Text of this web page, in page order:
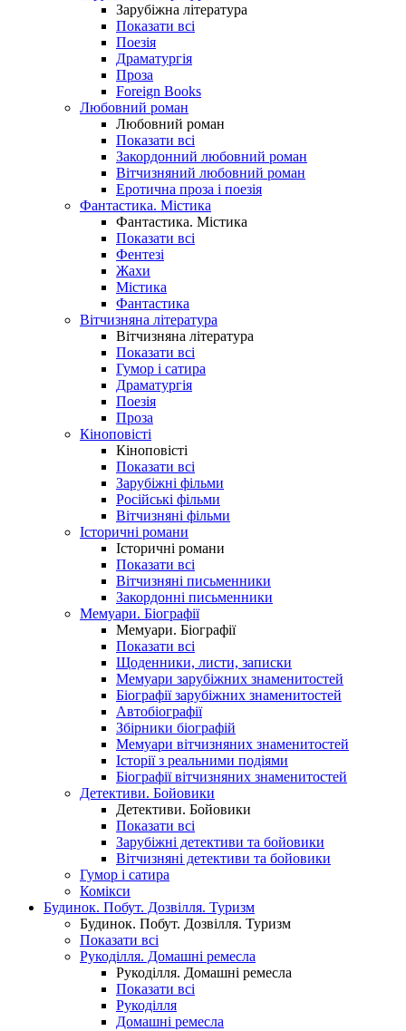
Зарубіжна література
Показати всі
Поезія
Драматургія
Проза
Foreign Books
Любовний роман
Любовний роман
Показати всі
Закордонний любовний роман
Вітчизняний любовний роман
Еротична проза і поезія
Фантастика. Містика
Фантастика. Містика
Показати всі
Фентезі
Жахи
Містика
Фантастика
Вітчизняна література
Вітчизняна література
Показати всі
Гумор і сатира
Драматургія
Поезія
Проза
Кіноповісті
Кіноповісті
Показати всі
Зарубіжні фільми
Російські фільми
Вітчизняні фільми
Історичні романи
Історичні романи
Показати всі
Вітчизняні письменники
Закордонні письменники
Мемуари. Біографії
Мемуари. Біографії
Показати всі
Щоденники, листи, записки
Мемуари зарубіжних знаменитостей
Біографії зарубіжних знаменитостей
Автобіографії
Збірники біографій
Мемуари вітчизняних знаменитостей
Історії з реальними подіями
Біографії вітчизняних знаменитостей
Детективи. Бойовики
Детективи. Бойовики
Показати всі
Зарубіжні детективи та бойовики
Вітчизняні детективи та бойовики
Гумор і сатира
Комікси
Будинок. Побут. Дозвілля. Туризм
Будинок. Побут. Дозвілля. Туризм
Показати всі
Рукоділля. Домашні ремесла
Рукоділля. Домашні ремесла
Показати всі
Рукоділля
Домашні ремесла